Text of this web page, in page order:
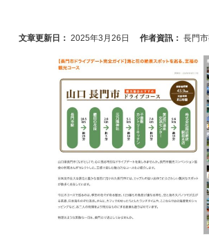
文章更新日： 2025年3月26日 作者資訊： 長門